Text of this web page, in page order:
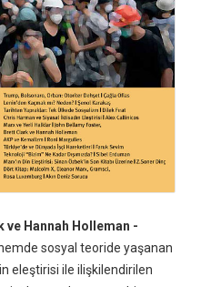
Hannah Holleman -
sosyal teoride yaşanan
eleştirisi ile ilişkilendirilen